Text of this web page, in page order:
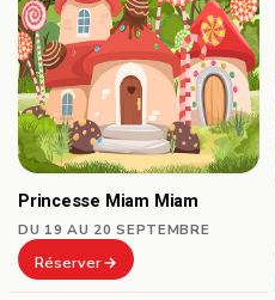
Princesse Miam Miam
DU 19 AU 20 SEPTEMBRE
Réserver